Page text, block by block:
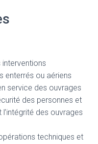
enterrés ou aériens
service des ouvrages
des personnes et
des ouvrages
techniques et